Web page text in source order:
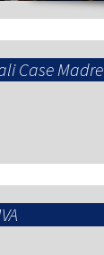
Case Madre